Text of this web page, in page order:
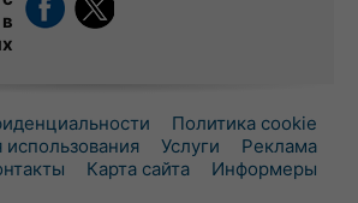
Политика cookie
использования
Услуги
Реклама
Карта сайта Информеры